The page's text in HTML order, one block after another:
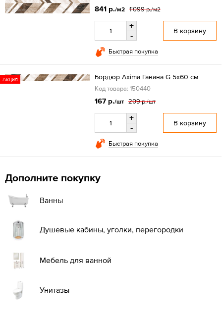
841 р./м2 1'099 р./м2
+
-
В корзину
Быстрая покупка
Акция Бордюр Axima Гавана G 5x60 см
Код товара: 150440
167 р./шт 209 р./шт
+
-
В корзину
Быстрая покупка
Дополните покупку
Ванны
Душевые кабины, уголки, перегородки
Мебель для ванной
Унитазы